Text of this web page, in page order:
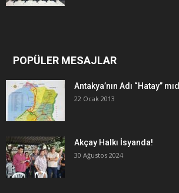
POPÜLER MESAJLAR
Antakya’nın Adı “Hatay”
22 Ocak 2013
Akçay Halkı İsyanda!
30 Ağustos 2024